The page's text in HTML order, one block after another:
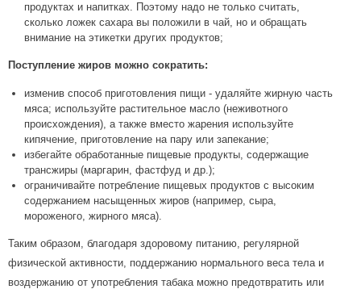
продуктах и напитках. Поэтому надо не только считать,
сколько ложек сахара вы положили в чай, но и обращать
внимание на этикетки других продуктов;
Поступление жиров можно сократить:
изменив способ приготовления пищи - удаляйте жирную часть
мяса; используйте растительное масло (неживотного
происхождения), а также вместо жарения используйте
кипячение, приготовление на пару или запекание;
избегайте обработанные пищевые продукты, содержащие
трансжиры (маргарин, фастфуд и др.);
ограничивайте потребление пищевых продуктов с высоким
содержанием насыщенных жиров (например, сыра,
мороженого, жирного мяса).
Таким образом, благодаря здоровому питанию, регулярной
физической активности, поддержанию нормального веса тела и
воздержанию от употребления табака можно предотвратить или